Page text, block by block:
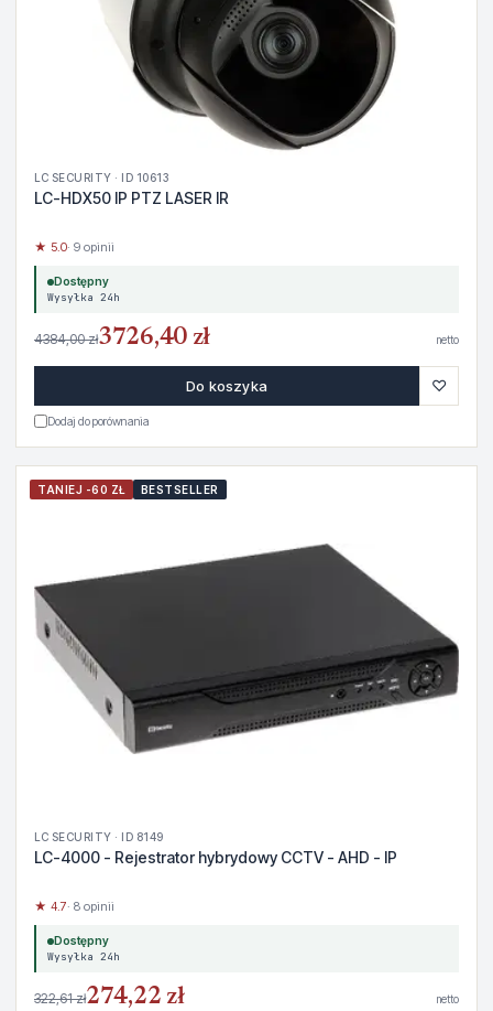
LC SECURITY · ID 10613
LC-HDX50 IP PTZ LASER IR
★ 5.0· 9 opinii
Dostępny
Wysyłka 24h
4384,00 zł3726,40 zł netto
Do koszyka ♡
Dodaj do porównania
TANIEJ -60 ZŁ BESTSELLER
LC SECURITY · ID 8149
LC-4000 - Rejestrator hybrydowy CCTV - AHD - IP
★ 4.7· 8 opinii
Dostępny
Wysyłka 24h
322,61 zł274,22 zł netto